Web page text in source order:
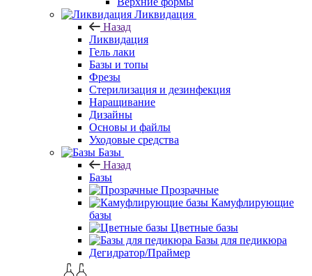
Ликвидация
Назад
Ликвидация
Гель лаки
Базы и топы
Фрезы
Стерилизация и дезинфекция
Наращивание
Дизайны
Основы и файлы
Уходовые средства
Базы
Назад
Базы
Прозрачные
Камуфлирующие
базы
Цветные базы
Базы для педикюра
Дегидратор/Праймер